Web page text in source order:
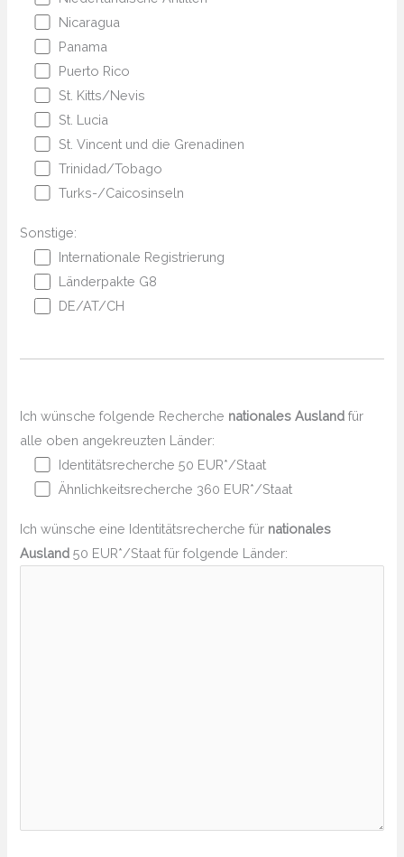
Nicaragua
Panama
Puerto Rico
St. Kitts/Nevis
St. Lucia
St. Vincent und die Grenadinen
Trinidad/Tobago
Turks-/Caicosinseln
Sonstige:
Internationale Registrierung
Länderpakte G8
DE/AT/CH
Ich wünsche folgende Recherche nationales Ausland für
alle oben angekreuzten Länder:
Identitätsrecherche 50 EUR*/Staat
Ähnlichkeitsrecherche 360 EUR*/Staat
Ich wünsche eine Identitätsrecherche für nationales
Ausland 50 EUR*/Staat für folgende Länder: